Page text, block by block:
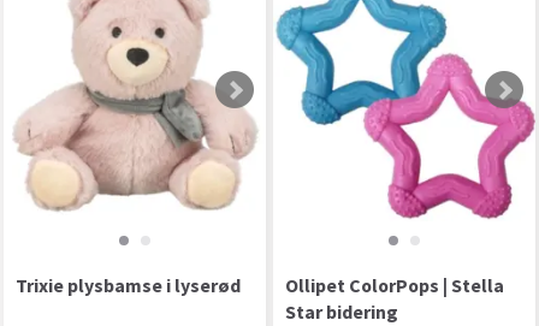
Trixie plysbamse i lyserød
Ollipet ColorPops | Stella
Star bidering